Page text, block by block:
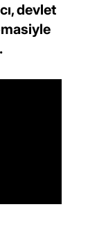
devlet